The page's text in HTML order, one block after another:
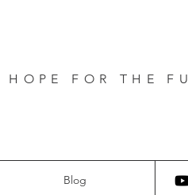
HOPE FOR THE
Blog